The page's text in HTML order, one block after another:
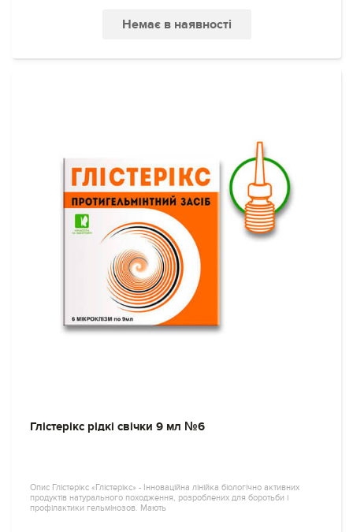
Немає в наявності
Глістерікс рідкі свічки 9 мл №6
Опис Глістерікс «Глістерікс» - Інноваційна лінійка біологічно активних
продуктів натурального походження, розроблених для боротьби і
профілактики гельмінозов. Мають